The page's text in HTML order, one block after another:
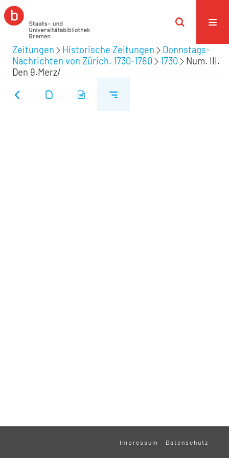
Zeitungen Historische Zeitungen
Donnstags-
Nachrichten von Zürich. 1730-1780
1730
Num. III.
Den 9.Merz/
Impressum Datenschutz